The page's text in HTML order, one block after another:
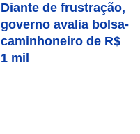
Diante de frustração,
governo avalia bolsa-
caminhoneiro de R$
1 mil